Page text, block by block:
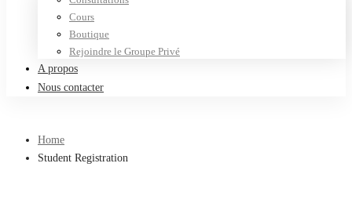
Cours
Boutique
Rejoindre le Groupe Privé
A propos
Nous contacter
Home
Student Registration